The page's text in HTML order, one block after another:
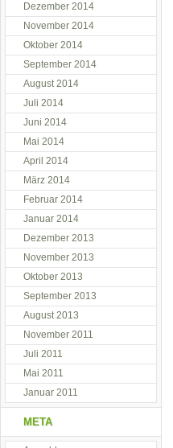
Dezember 2014
November 2014
Oktober 2014
September 2014
August 2014
Juli 2014
Juni 2014
Mai 2014
April 2014
März 2014
Februar 2014
Januar 2014
Dezember 2013
November 2013
Oktober 2013
September 2013
August 2013
November 2011
Juli 2011
Mai 2011
Januar 2011
META